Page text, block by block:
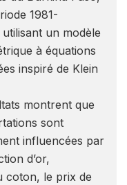
1981-
un modèle
à équations
inspiré de Klein
montrent que
sont
influencées par
d’or,
coton, le prix de